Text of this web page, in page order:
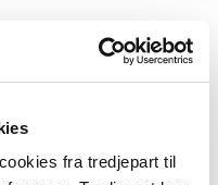
fra tredjepart til